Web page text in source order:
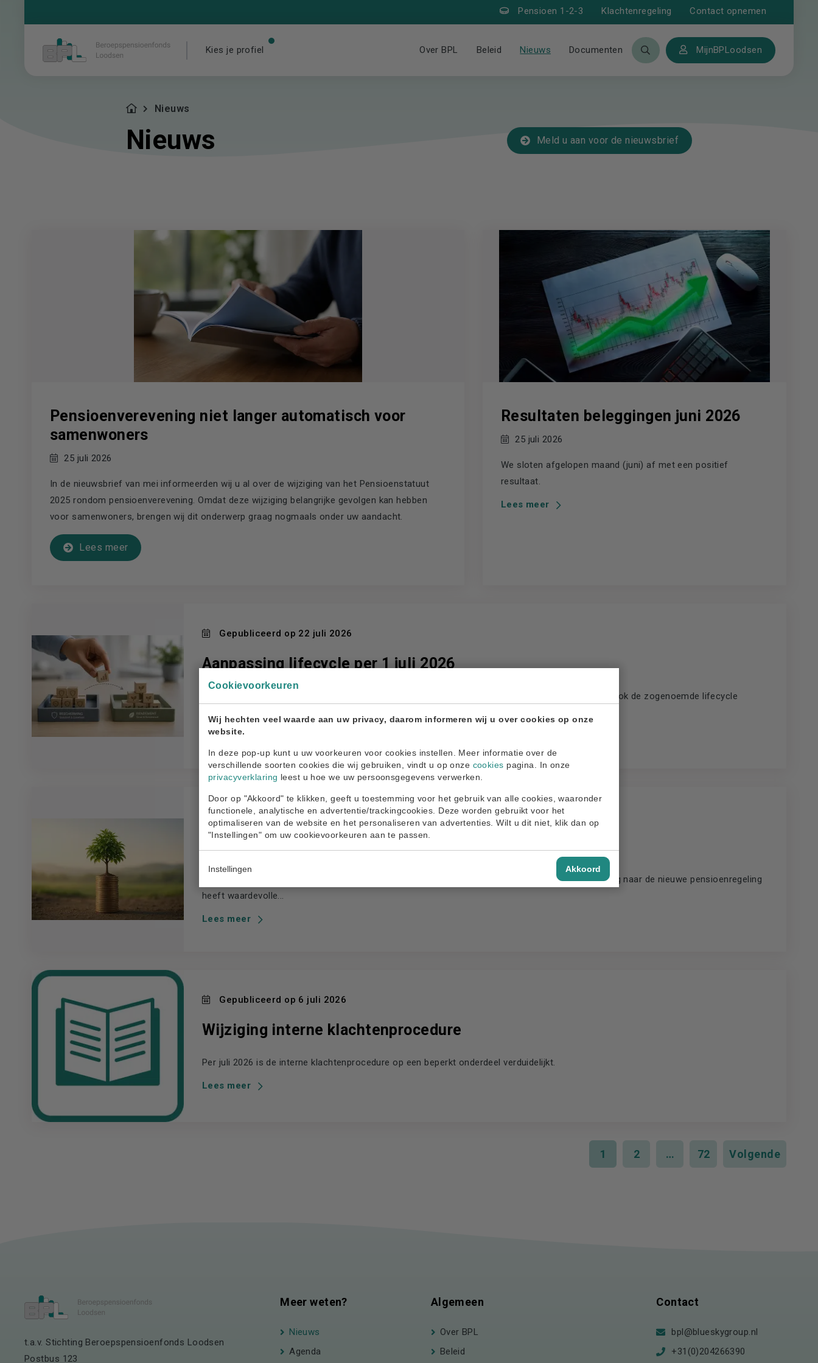
Cookievoorkeuren
Wij hechten veel waarde aan uw privacy, daarom informeren wij u over cookies op onze
website.
In deze pop-up kunt u uw voorkeuren voor cookies instellen. Meer informatie over de
verschillende soorten cookies die wij gebruiken, vindt u op onze cookies pagina. In onze
privacyverklaring leest u hoe we uw persoonsgegevens verwerken.
Door op "Akkoord" te klikken, geeft u toestemming voor het gebruik van alle cookies, waaronder
functionele, analytische en advertentie/trackingcookies. Deze worden gebruikt voor het
optimaliseren van de website en het personaliseren van advertenties. Wilt u dit niet, klik dan op
"Instellingen" om uw cookievoorkeuren aan te passen.
Instellingen Akkoord
Pensioen 1-2-3 Klachtenregeling Contact opnemen
Kies je profiel Over BPL Beleid Nieuws Documenten MijnBPLoodsen
Nieuws
Nieuws Meld u aan voor de nieuwsbrief
Pensioenverevening niet langer automatisch voor
samenwoners
25 juli 2026
In de nieuwsbrief van mei informeerden wij u al over de wijziging van het Pensioenstatuut
2025 rondom pensioenverevening. Omdat deze wijziging belangrijke gevolgen kan hebben
voor samenwoners, brengen wij dit onderwerp graag nogmaals onder uw aandacht.
Lees meer
Resultaten beleggingen juni 2026
25 juli 2026
We sloten afgelopen maand (juni) af met een positief
resultaat.
Lees meer
Gepubliceerd op 22 juli 2026
Aanpassing lifecycle per 1 juli 2026
Per 1 juli 2026 geldt een nieuw beleggingsplan voor het pensioenfonds. Als onderdeel daarvan is ook de zogenoemde lifecycle
Lees meer
Gepubliceerd op 6 juli 2026
Wijzigingen in het MVB-beleid
Het onderzoek naar uw mening over maatschappelijk verantwoord beleggen (MVB) en de overgang naar de nieuwe pensioenregeling
heeft waardevolle...
Lees meer
Gepubliceerd op 6 juli 2026
Wijziging interne klachtenprocedure
Per juli 2026 is de interne klachtenprocedure op een beperkt onderdeel verduidelijkt.
Lees meer
1 2 … 72 Volgende
t.a.v. Stichting Beroepspensioenfonds Loodsen
Postbus 123
Meer weten?
Nieuws
Agenda
Algemeen
Over BPL
Beleid
Contact
bpl@blueskygroup.nl
+31(0)204266390